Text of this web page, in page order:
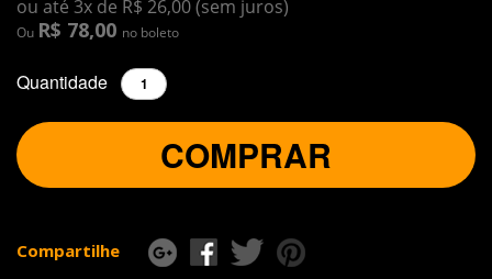
ou até 3x de R$ 26,00 (sem juros)
Ou R$ 78,00 no boleto
Quantidade
COMPRAR
Compartilhe